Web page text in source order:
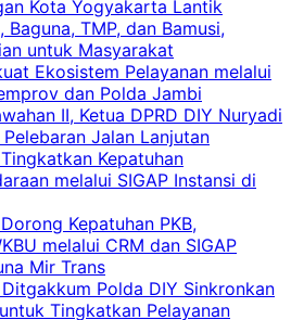
Kota Yogyakarta Lantik
Baguna, TMP, dan Bamusi,
untuk Masyarakat
Ekosistem Pelayanan melalui
dan Polda Jambi
II, Ketua DPRD DIY Nuryadi
Jalan Lanjutan
Kepatuhan
melalui SIGAP Instansi di
Kepatuhan PKB,
melalui CRM dan SIGAP
Mir Trans
Polda DIY Sinkronkan
Tingkatkan Pelayanan